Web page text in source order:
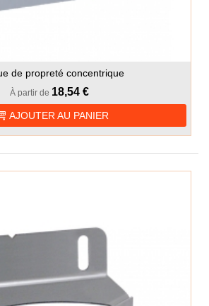
de propreté concentrique
À partir de 18,54 €
AJOUTER AU PANIER